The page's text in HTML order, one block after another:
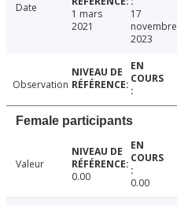
Date
1 mars
2021
17
novembre
2023
Observation
Female participants
Valeur
0.00
0.00